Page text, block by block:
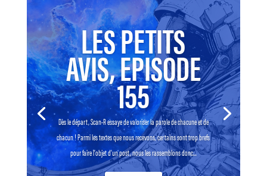
LES PETITS
AVIS, EPISODE
155
Dès le départ, Scan-R essaye de valoriser la parole de chacune et de
chacun ! Parmi les textes que nous recevons, certains sont trop brefs
pour faire l’objet d’un post, nous les rassemblons donc...